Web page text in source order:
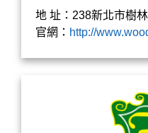
地 址：238新北市樹
官網： http://